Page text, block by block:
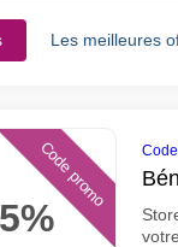
Les meilleures
5%
Code promo